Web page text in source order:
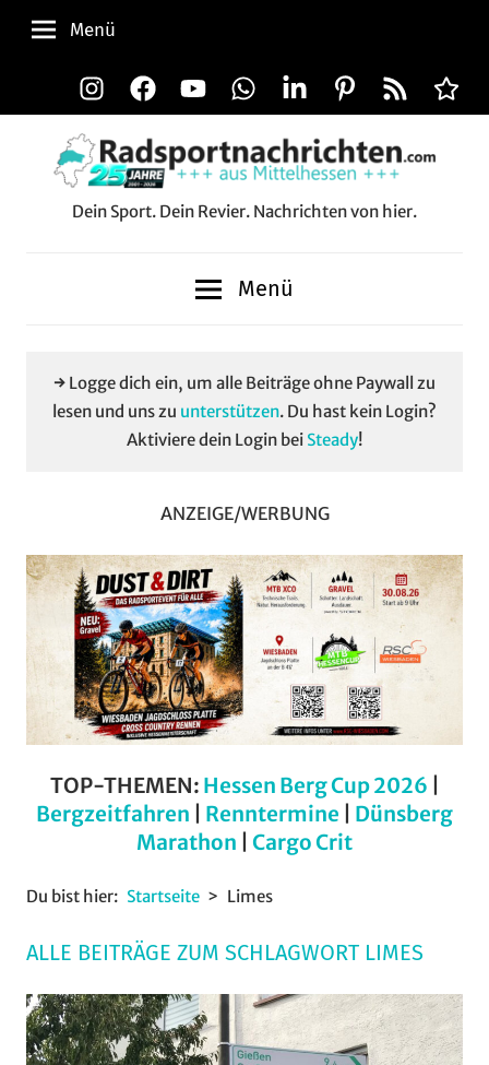
Zum
Inhalt
InstagramFacebookYouTubeWhatsAppLinkedInPinterest
RSS-
Feed
Alle
Menü
Dein Sport. Dein Revier. Nachrichten von hier.
Menü
→ Logge dich ein, um alle Beiträge ohne Paywall zu
lesen und uns zu unterstützen. Du hast kein Login?
Aktiviere dein Login bei Steady!
ANZEIGE/WERBUNG
TOP-THEMEN: Hessen Berg Cup 2026
Bergzeitfahren
Renntermine
Dünsberg
Marathon
Cargo Crit
Du bist hier: Startseite Limes
ALLE BEITRÄGE ZUM SCHLAGWORT LIMES